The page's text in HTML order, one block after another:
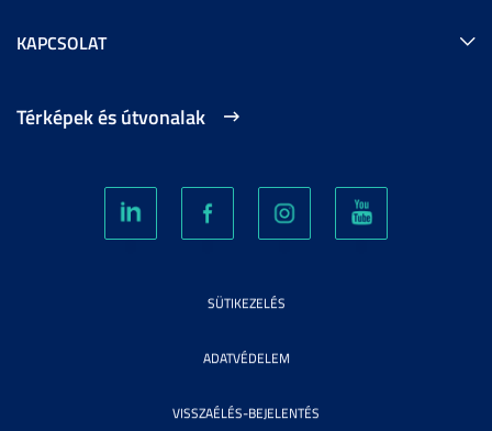
KAPCSOLAT
Térképek és útvonalak
SÜTIKEZELÉS
ADATVÉDELEM
VISSZAÉLÉS-BEJELENTÉS